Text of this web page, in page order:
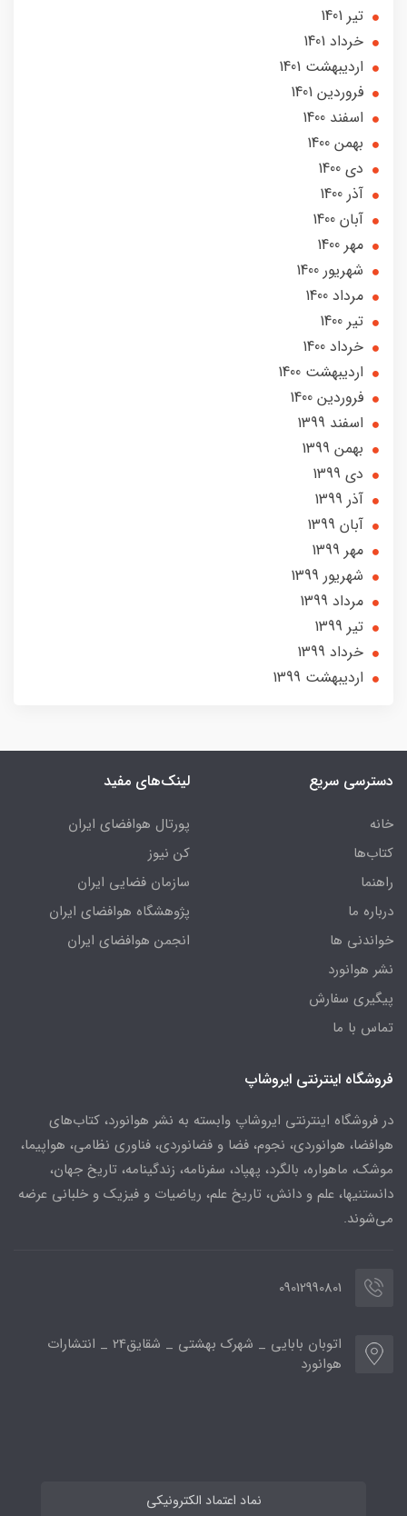
تير 1401
خرداد 1401
ارديبهشت 1401
فروردین 1401
اسفند 1400
بهمن 1400
دی 1400
آذر 1400
آبان 1400
مهر 1400
شهریور 1400
مرداد 1400
تير 1400
خرداد 1400
ارديبهشت 1400
فروردین 1400
اسفند 1399
بهمن 1399
دی 1399
آذر 1399
آبان 1399
مهر 1399
شهریور 1399
مرداد 1399
تير 1399
خرداد 1399
ارديبهشت 1399
دسترسی سریع
خانه
کتاب‌ها
راهنما
درباره ما
خواندنی ها
نشر هوانورد
پیگیری سفارش
تماس با ما
لینک‌های مفید
پورتال هوافضای ایران
کن نیوز
سازمان فضایی ایران
پژوهشگاه هوافضای ایران
انجمن هوافضای ایران
فروشگاه اینترنتی ایروشاپ
در فروشگاه اینترنتی ایروشاپ وابسته به نشر هوانورد، کتاب‌های
هوافضا، هوانوردی، نجوم، فضا و فضانوردی، فناوری نظامی، هواپیما،
موشک، ماهواره، بالگرد، پهپاد، سفرنامه، زندگینامه، تاریخ جهان،
دانستنیها، علم و دانش، تاریخ علم، ریاضیات و فیزیک و خلبانی عرضه
می‌شوند.
09012990801
اتوبان بابایی _ شهرک بهشتی _ شقایق24 _ انتشارات
هوانورد
نماد اعتماد الکترونیکی